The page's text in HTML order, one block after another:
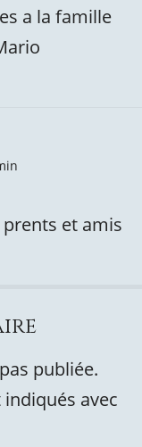
a la famille
et amis
publiée.
avec